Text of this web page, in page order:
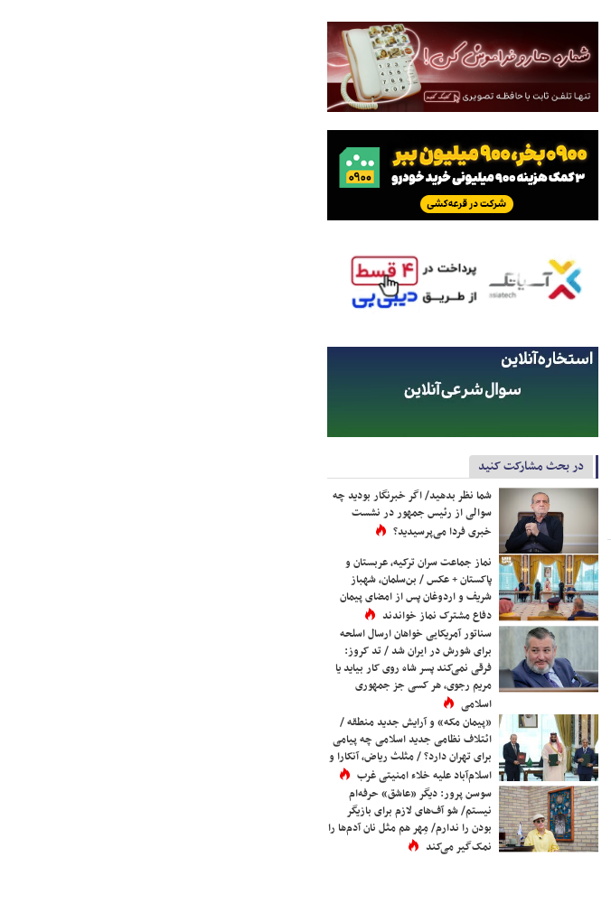
در بحث مشارکت کنید
شما نظر بدهید/ اگر خبرنگار بودید چه
سوالی از رئیس جمهور در نشست
خبری فردا می‌پرسیدید؟
نماز جماعت سران ترکیه، عربستان و
پاکستان + عکس / بن‌سلمان، شهباز
شریف و اردوغان پس از امضای پیمان
دفاع مشترک نماز خواندند
سناتور آمریکایی خواهان ارسال اسلحه
برای شورش در ایران شد / تد کروز:
فرقی نمی‌کند پسر شاه روی کار بیاید یا
مریم رجوی، هر کسی جز جمهوری
اسلامی
«پیمان مکه» و آرایش جدید منطقه /
ائتلاف نظامی جدید اسلامی چه پیامی
برای تهران دارد؟ / مثلث ریاض، آنکارا و
اسلام‌آباد علیه خلاء امنیتی غرب
سوسن پرور: دیگر «عاشق» حرفه‌ام
نیستم/ شو آف‌های لازم برای بازیگر
بودن را ندارم/ مِهر هم مثل نان آدم‌ها را
نمک‌گیر می‌کند